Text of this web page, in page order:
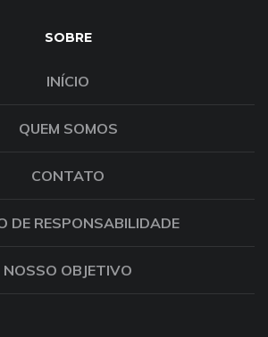
SOBRE
INÍCIO
QUEM SOMOS
CONTATO
DE RESPONSABILIDADE
NOSSO OBJETIVO